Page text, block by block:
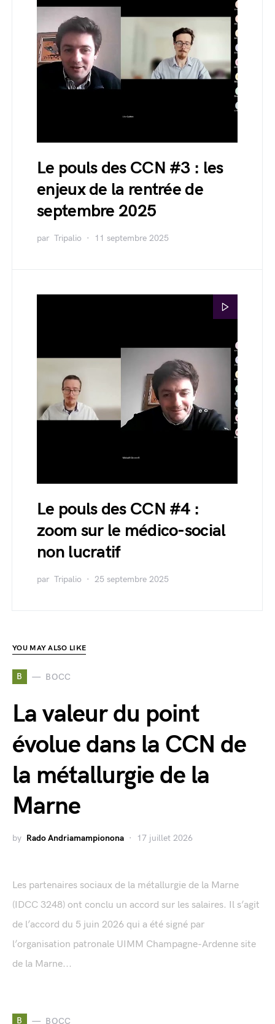
Le pouls des CCN #3 : les
enjeux de la rentrée de
septembre 2025
par Tripalio 11 septembre 2025
Le pouls des CCN #4 :
zoom sur le médico-social
non lucratif
par Tripalio 25 septembre 2025
YOU MAY ALSO LIKE
B BOCC
La valeur du point
évolue dans la CCN de
la métallurgie de la
Marne
by Rado Andriamampionona 17 juillet 2026
Les partenaires sociaux de la métallurgie de la Marne
(IDCC 3248) ont conclu un accord sur les salaires. Il s’agit
de l’accord du 5 juin 2026 qui a été signé par
l’organisation patronale UIMM Champagne-Ardenne site
de la Marne...
B BOCC